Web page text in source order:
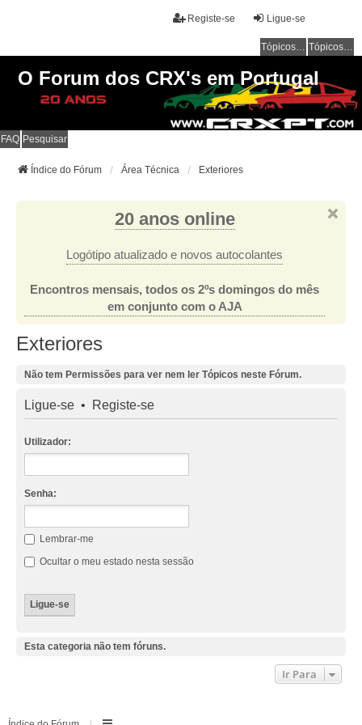
Ligue-se
Registe-se
Tópicos sem resposta Tópicos ativos
O Forum dos CRX's em Portugal
FAQ Pesquisar
Índice do Fórum Área Técnica Exteriores
20 anos online
Logótipo atualizado e novos autocolantes
Encontros mensais, todos os 2ºs domingos do mês
em conjunto com o AJA
Exteriores
Não tem Permissões para ver nem ler Tópicos neste Fórum.
Ligue-se • Registe-se
Utilizador:
Senha:
Lembrar-me
Ocultar o meu estado nesta sessão
Esta categoria não tem fóruns.
Ir Para